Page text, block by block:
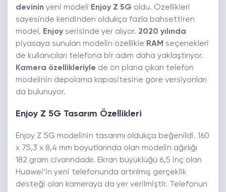
devinin yeni modeli Enjoy Z 5G oldu. Özellikleri
sayesinde kendinden oldukça fazla bahsettiren
model, Enjoy serisinde yer alıyor. 2020 yılında
piyasaya sunulan modelin özellikle RAM seçenekleri
de kullanıcıları telefona bir adım daha yaklaştırıyor.
Kamera özellikleriyle de ön plana çıkan telefon
modelinin depolama kapasitesine göre versiyonları
da bulunuyor.
Enjoy Z 5G Tasarım Özellikleri
Enjoy Z 5G modelinin tasarımı oldukça beğenildi. 160
x 75,3 x 8,4 mm boyutlarında olan modelin ağırlığı
182 gram civarındadır. Ekran büyüklüğü 6,5 inç olan
Huawei’in yeni telefonunda artırılmış gerçeklik
desteği olan kameraya da yer verilmiştir. Telefonun